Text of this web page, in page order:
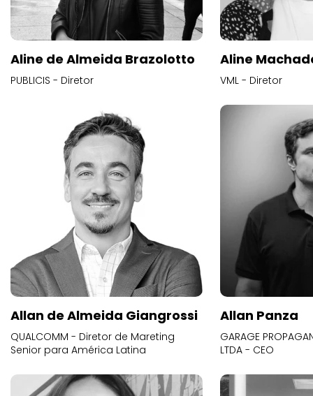
Aline de Almeida Brazolotto
PUBLICIS - Diretor
Aline
VML - Diretor
Allan de Almeida Giangrossi
QUALCOMM - Diretor de Mareting
Senior para América Latina
Allan Panza
GARAGE
LTDA - CEO